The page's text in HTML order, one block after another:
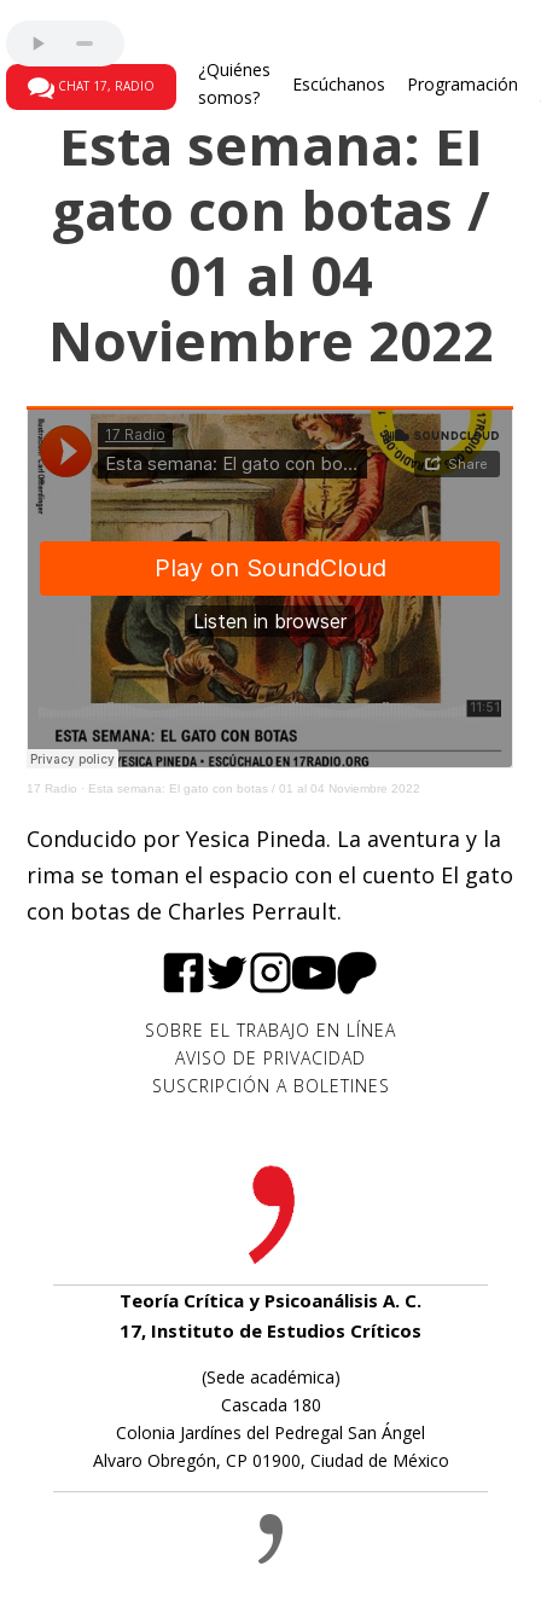
CHAT 17, RADIO
¿Quiénes
somos?
Escúchanos Programación
Esta semana: El
gato con botas /
01 al 04
Noviembre 2022
17 Radio · Esta semana: El gato con botas / 01 al 04 Noviembre 2022
Conducido por Yesica Pineda. La aventura y la
rima se toman el espacio con el cuento El gato
con botas de Charles Perrault.
SOBRE EL TRABAJO EN LÍNEA
AVISO DE PRIVACIDAD
SUSCRIPCIÓN A BOLETINES
Teoría Crítica y Psicoanálisis A. C.
17, Instituto de Estudios Críticos
(Sede académica)
Cascada 180
Colonia Jardínes del Pedregal San Ángel
Alvaro Obregón, CP 01900, Ciudad de México